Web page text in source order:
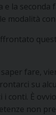
la seconda
modalità
fare,
su
conti. È
non